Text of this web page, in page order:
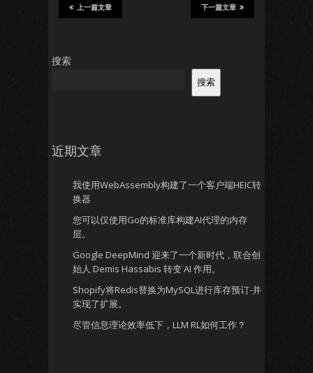
下一篇文章
上一篇文章
搜索
搜索
近期文章
我使用WebAssembly构建了一个客户端HEIC转
换器
您可以仅使用Go的标准库构建AI代理的内存
层。
Google DeepMind 迎来了一个新时代，联合创
始人 Demis Hassabis 转变 AI 作用。
Shopify将Redis替换为MySQL进行库存预订-并
实现了扩展。
尽管信息理论效率低下，LLM RL如何工作？